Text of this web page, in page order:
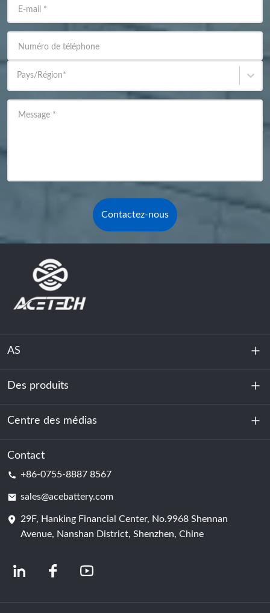
E-mail *
Numéro de téléphone
Pays/Région*
Message *
Contactez-nous
AS
À propos de nous
Durabilité
Des produits
Stockage d'énergie
Centre de données et salle des serveurs
Cellule de batterie
Centre des médias
Nouvelles
Contact
+86-0755-8887 8567
sales@acebattery.com
29F, Hanking Financial Center, No.9968 Shennan
Avenue, Nanshan District, Shenzhen, Chine